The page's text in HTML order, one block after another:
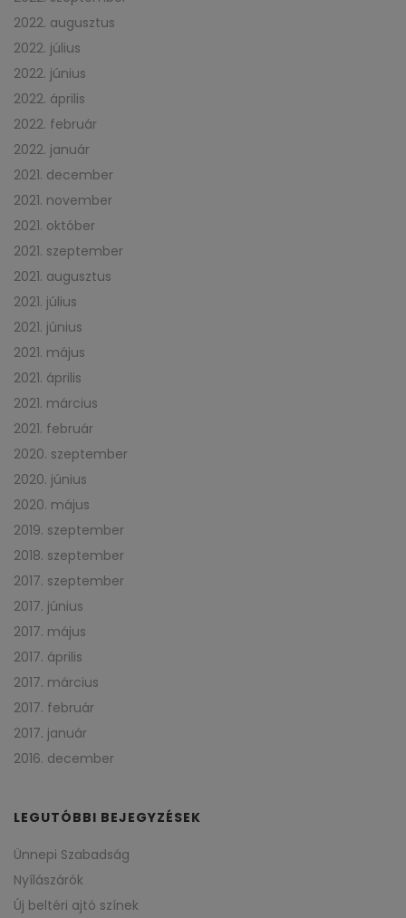
2022. augusztus
2022. július
2022. június
2022. április
2022. február
2022. január
2021. december
2021. november
2021. október
2021. szeptember
2021. augusztus
2021. július
2021. június
2021. május
2021. április
2021. március
2021. február
2020. szeptember
2020. június
2020. május
2019. szeptember
2018. szeptember
2017. szeptember
2017. június
2017. május
2017. április
2017. március
2017. február
2017. január
2016. december
LEGUTÓBBI BEJEGYZÉSEK
Ünnepi Szabadság
Nyílászárók
Új beltéri ajtó színek